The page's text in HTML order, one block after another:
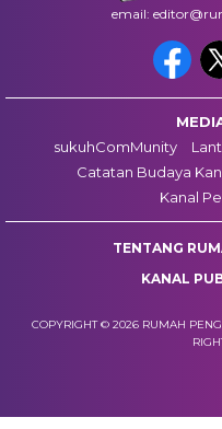
email:
sukuhComMunity
Catatan Budaya
Kanal
TENTANG
KANAL
COPYRIGHT © 2026 RUMAH